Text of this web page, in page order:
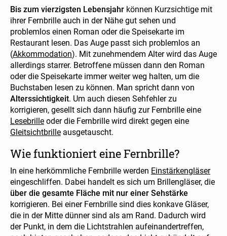
Bis zum vierzigsten Lebensjahr können Kurzsichtige mit
ihrer Fernbrille auch in der Nähe gut sehen und
problemlos einen Roman oder die Speisekarte im
Restaurant lesen. Das Auge passt sich problemlos an
(Akkommodation). Mit zunehmendem Alter wird das Auge
allerdings starrer. Betroffene müssen dann den Roman
oder die Speisekarte immer weiter weg halten, um die
Buchstaben lesen zu können. Man spricht dann von
Alterssichtigkeit. Um auch diesen Sehfehler zu
korrigieren, gesellt sich dann häufig zur Fernbrille eine
Lesebrille oder die Fernbrille wird direkt gegen eine
Gleitsichtbrille ausgetauscht.
Wie funktioniert eine Fernbrille?
In eine herkömmliche Fernbrille werden Einstärkengläser
eingeschliffen. Dabei handelt es sich um Brillengläser, die
über die gesamte Fläche mit nur einer Sehstärke
korrigieren. Bei einer Fernbrille sind dies konkave Gläser,
die in der Mitte dünner sind als am Rand. Dadurch wird
der Punkt, in dem die Lichtstrahlen aufeinandertreffen,